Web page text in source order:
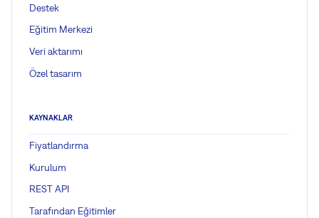
Destek
Eğitim Merkezi
Veri aktarımı
Özel tasarım
KAYNAKLAR
Fiyatlandırma
Kurulum
REST API
Tarafından Eğitimler